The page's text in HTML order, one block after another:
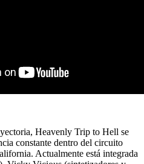
Heavenly Trip to Hell se
constante dentro del circuito
Actualmente está integrada